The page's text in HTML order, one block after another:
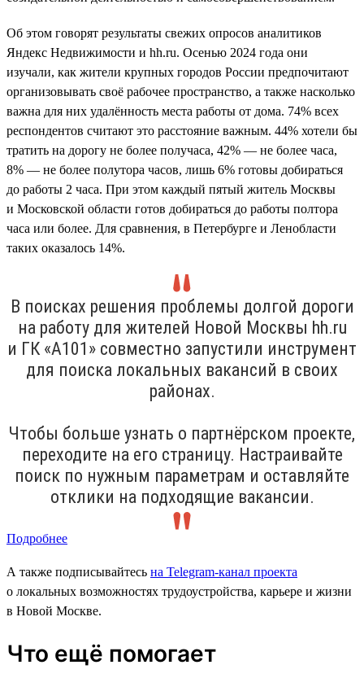
Об этом говорят результаты свежих опросов аналитиков
Яндекс Недвижимости и hh.ru. Осенью 2024 года они
изучали, как жители крупных городов России предпочитают
организовывать своё рабочее пространство, а также насколько
важна для них удалённость места работы от дома. 74% всех
респондентов считают это расстояние важным. 44% хотели бы
тратить на дорогу не более получаса, 42% — не более часа,
8% — не более полутора часов, лишь 6% готовы добираться
до работы 2 часа. При этом каждый пятый житель Москвы
и Московской области готов добираться до работы полтора
часа или более. Для сравнения, в Петербурге и Ленобласти
таких оказалось 14%.
В поисках решения проблемы долгой дороги
на работу для жителей Новой Москвы hh.ru
и ГК «А101» совместно запустили инструмент
для поиска локальных вакансий в своих
районах.
Чтобы больше узнать о партнёрском проекте,
переходите на его страницу. Настраивайте
поиск по нужным параметрам и оставляйте
отклики на подходящие вакансии.
Подробнее
А также подписывайтесь на Telegram-канал проекта
о локальных возможностях трудоустройства, карьере и жизни
в Новой Москве.
Что ещё помогает